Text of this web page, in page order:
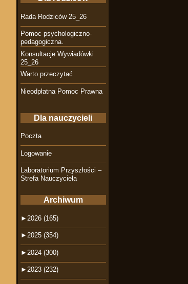
Rada Rodziców 25_26
Pomoc psychologiczno-
pedagogiczna.
Konsultacje Wywiadówki
25_26
Warto przeczytać
Nieodpłatna Pomoc Prawna
Dla nauczycieli
Poczta
Logowanie
Laboratorium Przyszłości –
Strefa Nauczyciela
Archiwum
► 2026 (165)
► 2025 (354)
► 2024 (300)
► 2023 (232)